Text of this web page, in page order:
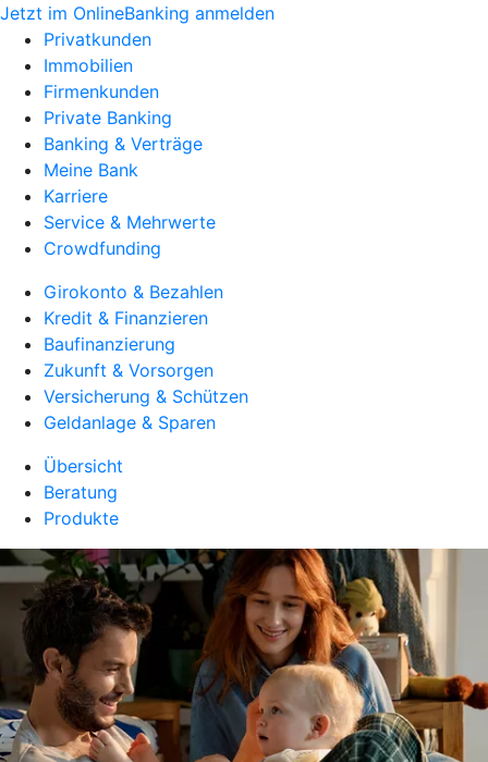
Jetzt im OnlineBanking anmelden
Privatkunden
Immobilien
Firmenkunden
Private Banking
Banking & Verträge
Meine Bank
Karriere
Service & Mehrwerte
Crowdfunding
Girokonto & Bezahlen
Kredit & Finanzieren
Baufinanzierung
Zukunft & Vorsorgen
Versicherung & Schützen
Geldanlage & Sparen
Übersicht
Beratung
Produkte